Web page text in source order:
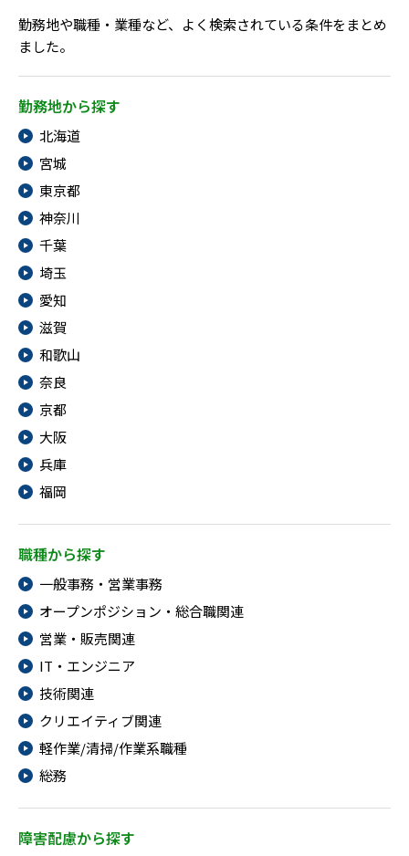
勤務地や職種・業種など、よく検索されている条件をまとめ
ました。
勤務地から探す
北海道
宮城
東京都
神奈川
千葉
埼玉
愛知
滋賀
和歌山
奈良
京都
大阪
兵庫
福岡
職種から探す
一般事務・営業事務
オープンポジション・総合職関連
営業・販売関連
IT・エンジニア
技術関連
クリエイティブ関連
軽作業/清掃/作業系職種
総務
障害配慮から探す